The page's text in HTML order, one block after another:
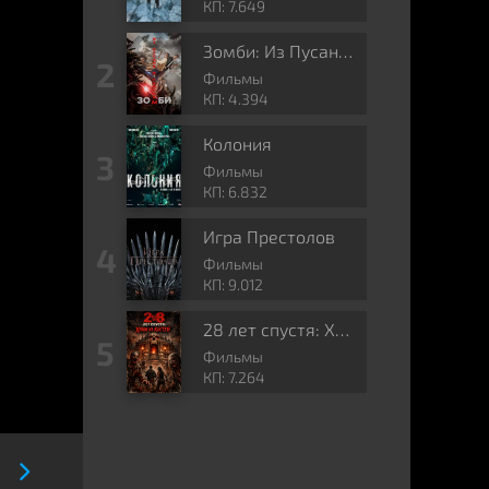
КП: 7.649
Фильмы
КП: 4.394
Колония
Фильмы
КП: 6.832
Игра Престолов
Фильмы
КП: 9.012
Фильмы
КП: 7.264